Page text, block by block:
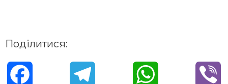
Поділитися: